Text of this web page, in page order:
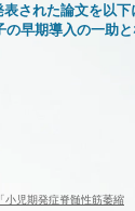
された論文を以下
早期導入の一助と
「小児期発症脊髄性筋萎縮